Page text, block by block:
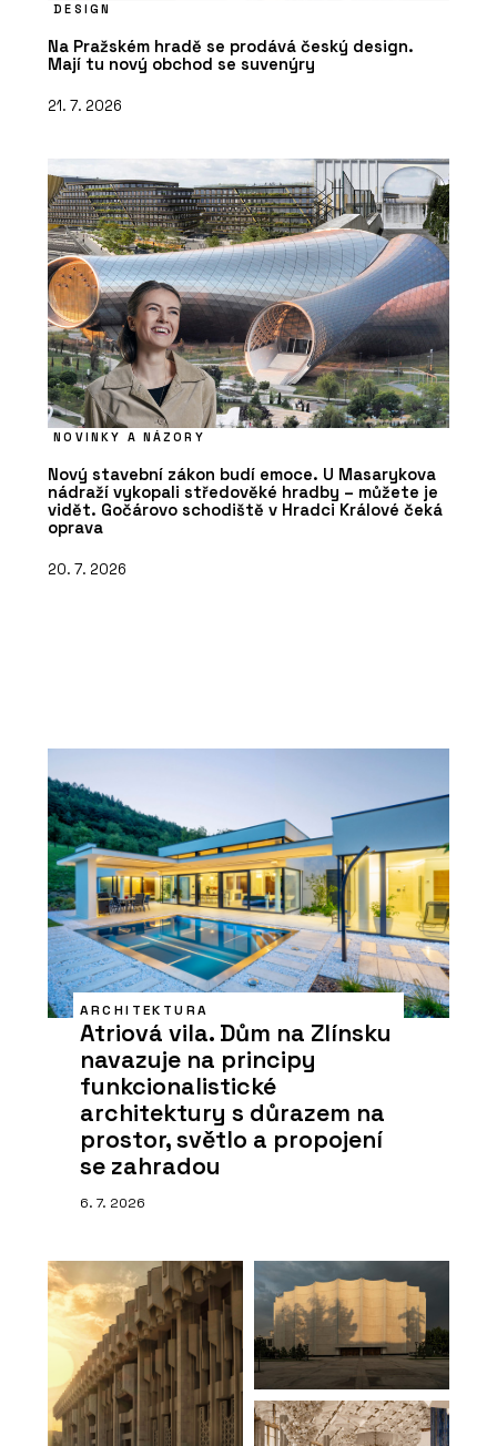
DESIGN
Na Pražském hradě se prodává český design.
Mají tu nový obchod se suvenýry
21. 7. 2026
NOVINKY A NÁZORY
Nový stavební zákon budí emoce. U Masarykova
nádraží vykopali středověké hradby – můžete je
vidět. Gočárovo schodiště v Hradci Králové čeká
oprava
20. 7. 2026
ARCHITEKTURA
Atriová vila. Dům na Zlínsku
navazuje na principy
funkcionalistické
architektury s důrazem na
prostor, světlo a propojení
se zahradou
6. 7. 2026